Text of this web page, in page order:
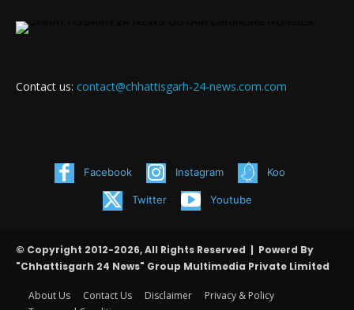
Contact us: contact@chhattisgarh-24-news.com.com
Facebook Instagram Koo
Twitter Youtube
© Copyright 2012-2026, All Rights Reserved | Powerd By
"Chhattisgarh 24 News" Group Multimedia Private Limited
About Us Contact Us Disclaimer
Privacy & Policy